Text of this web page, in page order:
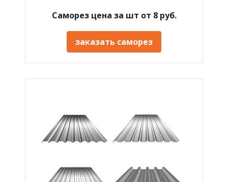
Саморез цена за шт от 8 руб.
заказать саморез